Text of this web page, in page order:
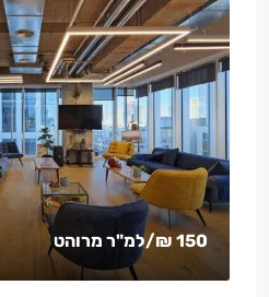
150 ₪ /למ"ר מרוהט